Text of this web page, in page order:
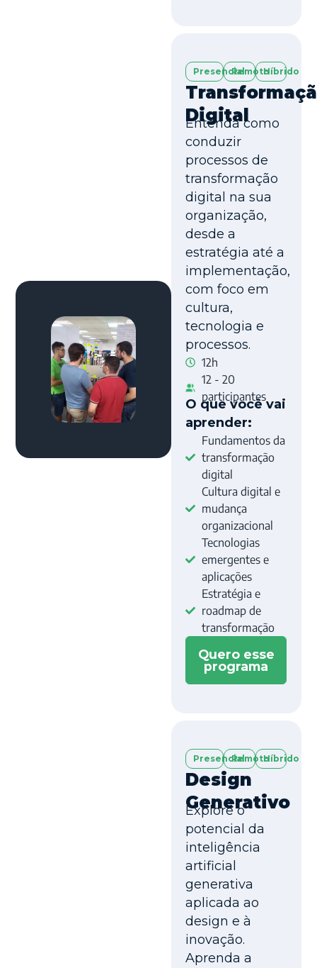
PresencialRemotoHíbrido
Design
Generativo
Explore o
potencial da
inteligência
artificial
generativa
aplicada ao
design e à
inovação.
Aprenda a
PresencialRemotoHíbrido
Digital
Entenda como
conduzir
processos de
transformação
digital na sua
organização,
desde a
estratégia até a
implementação,
com foco em
cultura,
tecnologia e
processos.
12h
12 - 20
participantes
O que você vai
aprender:
Fundamentos da
transformação
digital
Cultura digital e
mudança
organizacional
Tecnologias
emergentes e
aplicações
Estratégia e
roadmap de
transformação
Quero esse
programa